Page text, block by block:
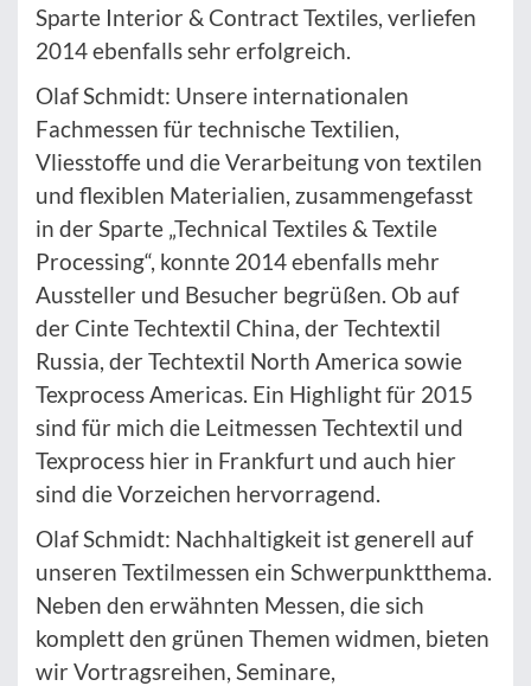
Sparte Interior & Contract Textiles, verliefen
2014 ebenfalls sehr erfolgreich.
Olaf Schmidt: Unsere internationalen
Fachmessen für technische Textilien,
Vliesstoffe und die Verarbeitung von textilen
und flexiblen Materialien, zusammengefasst
in der Sparte „Technical Textiles & Textile
Processing“, konnte 2014 ebenfalls mehr
Aussteller und Besucher begrüßen. Ob auf
der Cinte Techtextil China, der Techtextil
Russia, der Techtextil North America sowie
Texprocess Americas. Ein Highlight für 2015
sind für mich die Leitmessen Techtextil und
Texprocess hier in Frankfurt und auch hier
sind die Vorzeichen hervorragend.
Olaf Schmidt: Nachhaltigkeit ist generell auf
unseren Textilmessen ein Schwerpunktthema.
Neben den erwähnten Messen, die sich
komplett den grünen Themen widmen, bieten
wir Vortragsreihen, Seminare,